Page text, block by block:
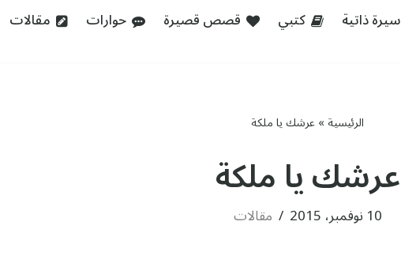
سيرة ذاتية كتبي قصص قصيرة حوارات مقالات
الرئيسية »عرشك يا ملكة
عرشك يا ملكة
10 نوفمبر، 2015 مقالات